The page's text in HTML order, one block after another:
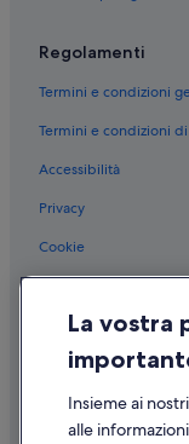
Regolamenti
Termini e condizioni
Termini e condizioni
Accessibilità
Privacy
Cookie
Informazioni legali/
Linee guida sui
Supporto
La vostra
Insieme ai nostri
alle